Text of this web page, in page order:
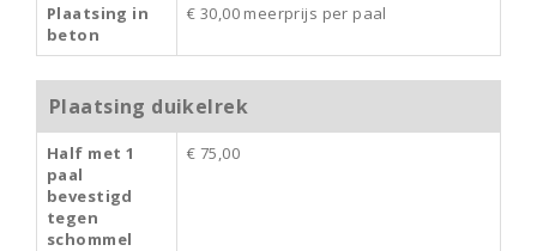
Plaatsing in
beton
€ 30,00 meerprijs per paal
Plaatsing duikelrek
Half met 1
paal
bevestigd
tegen
schommel
€ 75,00